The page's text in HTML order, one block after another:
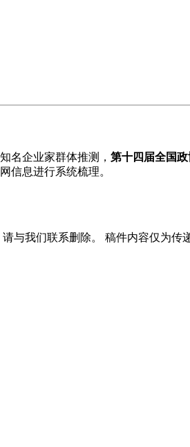
名企业家群体推测， 第十四届全国
信息进行系统梳理。
与我们联系删除。 稿件内容仅为传